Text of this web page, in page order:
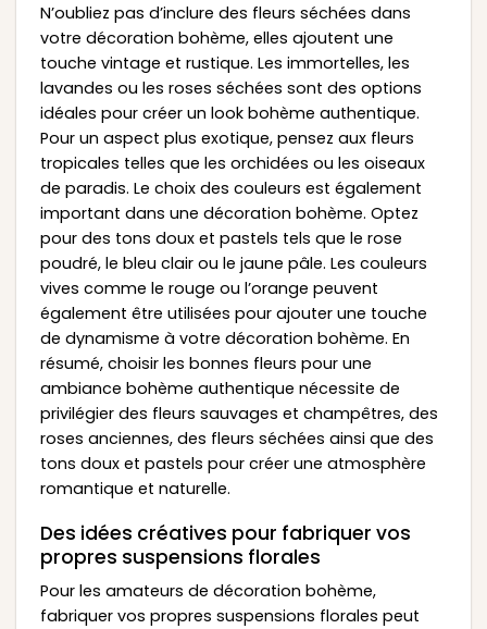
N’oubliez pas d’inclure des fleurs séchées dans
votre décoration bohème, elles ajoutent une
touche vintage et rustique. Les immortelles, les
lavandes ou les roses séchées sont des options
idéales pour créer un look bohème authentique.
Pour un aspect plus exotique, pensez aux fleurs
tropicales telles que les orchidées ou les oiseaux
de paradis. Le choix des couleurs est également
important dans une décoration bohème. Optez
pour des tons doux et pastels tels que le rose
poudré, le bleu clair ou le jaune pâle. Les couleurs
vives comme le rouge ou l’orange peuvent
également être utilisées pour ajouter une touche
de dynamisme à votre décoration bohème. En
résumé, choisir les bonnes fleurs pour une
ambiance bohème authentique nécessite de
privilégier des fleurs sauvages et champêtres, des
roses anciennes, des fleurs séchées ainsi que des
tons doux et pastels pour créer une atmosphère
romantique et naturelle.
Des idées créatives pour fabriquer vos
propres suspensions florales
Pour les amateurs de décoration bohème,
fabriquer vos propres suspensions florales peut